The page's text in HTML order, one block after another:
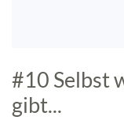
#10 Selbst
gibt...